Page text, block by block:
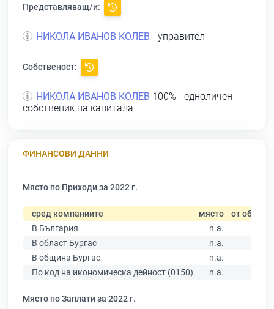
Представляващ/и:
НИКОЛА ИВАНОВ КОЛЕВ - управител
Собственост:
НИКОЛА ИВАНОВ КОЛЕВ 100% - едноличен
собственик на капитала
ФИНАНСОВИ ДАННИ
Място по Приходи за 2022 г.
сред компаниите място от общо
В България
n.a.
В област Бургас
n.a.
В община Бургас
n.a.
По код на икономическа дейност (0150)
n.a.
Място по Заплати за 2022 г.